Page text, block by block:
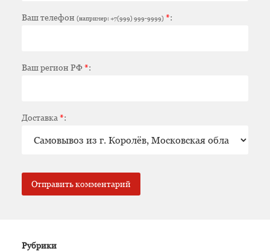
Ваш телефон (например: +7(999) 999-9999) *:
Ваш регион РФ*:
Доставка *:
Рубрики